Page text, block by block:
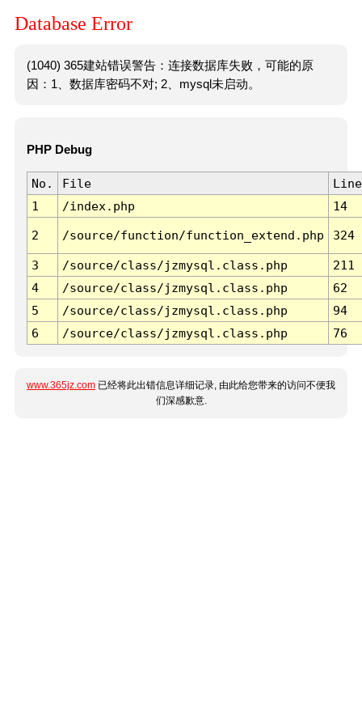
Database Error
(1040) 365建站错误警告：连接数据库失败，可能的原
因：1、数据库密码不对; 2、mysql未启动。
PHP Debug
No. File
Line
1
/index.php 14
2 /source/function/function_extend.php 324
3 /source/class/jzmysql.class.php
211
4
/source/class/jzmysql.class.php
62
5
/source/class/jzmysql.class.php
94
6
/source/class/jzmysql.class.php 76
www.365jz.com 已经将此出错信息详细记录, 由此给您带来的访问不便我
们深感歉意.